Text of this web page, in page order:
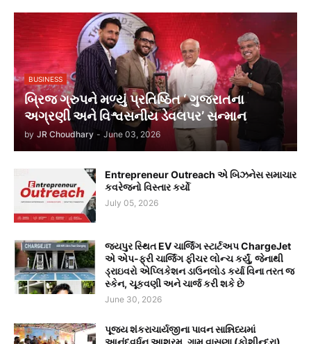
BUSINESS
બ્રિજ ગ્રુપને મળ્યું પ્રતિષ્ઠિત ‘ ગુજરાતના
અગ્રણી અને વિશ્વસનીય ડેવલપર’ સન્માન
by JR Choudhary - June 03, 2026
Entrepreneur Outreach એ બિઝનેસ સમાચાર
કવરેજનો વિસ્તાર કર્યો
July 05, 2026
જયપુર સ્થિત EV ચાર્જિંગ સ્ટાર્ટઅપ ChargeJet
એ એપ-ફ્રી ચાર્જિંગ ફીચર લોન્ચ કર્યું, જેનાથી
ડ્રાઇવરો એપ્લિકેશન ડાઉનલોડ કર્યા વિના તરત જ
સ્કેન, ચૂકવણી અને ચાર્જ કરી શકે છે
June 30, 2026
પૂજ્ય શંકરાચાર્યજીના પાવન સાન્નિધ્યમાં
આનંદવર્ધન આશ્રમ, ગામ વાસણા (કોશીન્દ્રા),